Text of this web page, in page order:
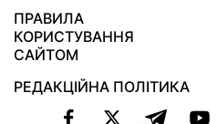
ПРАВИЛА
КОРИСТУВАННЯ
САЙТОМ
РЕДАКЦІЙНА ПОЛІТИКА